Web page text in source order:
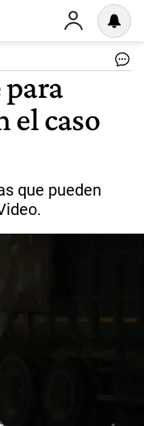
para
el caso
que pueden